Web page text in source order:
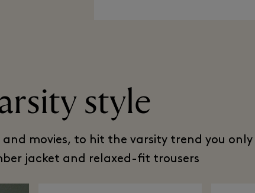
style
movies, to hit the varsity trend you only
jacket and relaxed-fit trousers.